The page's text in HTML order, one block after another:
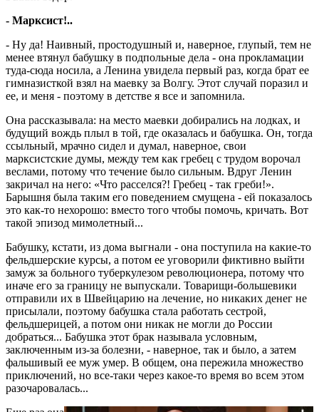
- Марксист!..
- Ну да! Наивный, простодушный и, наверное, глупый, тем не
менее втянул бабушку в подпольные дела - она прокламации
туда-сюда носила, а Ленина увидела первый раз, когда брат ее
гимназисткой взял на маевку за Волгу. Этот случай поразил и
ее, и меня - поэтому в детстве я все и запомнила.
Она рассказывала: на место маевки добирались на лодках, и
будущий вождь плыл в той, где оказалась и бабушка. Он, тогда
ссыльный, мрачно сидел и думал, наверное, свои
марксистские думы, между тем как гребец с трудом ворочал
веслами, потому что течение было сильным. Вдруг Ленин
закричал на него: «Что расселся?! Гребец - так греби!».
Барышня была таким его поведением смущена - ей показалось
это как-то нехорошо: вместо того чтобы помочь, кричать. Вот
такой эпизод мимолетный...
Бабушку, кстати, из дома выгнали - она поступила на какие-то
фельдшерские курсы, а потом ее уговорили фиктивно выйти
замуж за больного туберкулезом революционера, потому что
иначе его за границу не выпускали. Товарищи-большевики
отправили их в Швейцарию на лечение, но никаких денег не
присылали, поэтому бабушка стала работать сестрой,
фельдшерицей, а потом они никак не могли до России
добраться... Бабушка этот брак называла условным,
заключенным из-за болезни, - наверное, так и было, а затем
фальшивый ее муж умер. В общем, она пережила множество
приключений, но все-таки через какое-то время во всем этом
разочаровалась...